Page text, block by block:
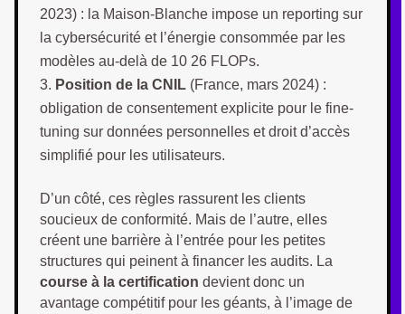
2023) : la Maison-Blanche impose un reporting sur
la cybersécurité et l’énergie consommée par les
modèles au-delà de 10 26 FLOPs.
Position de la CNIL (France, mars 2024) :
obligation de consentement explicite pour le fine-
tuning sur données personnelles et droit d’accès
simplifié pour les utilisateurs.
D’un côté, ces règles rassurent les clients
soucieux de conformité. Mais de l’autre, elles
créent une barrière à l’entrée pour les petites
structures qui peinent à financer les audits. La
course à la certification devient donc un
avantage compétitif pour les géants, à l’image de